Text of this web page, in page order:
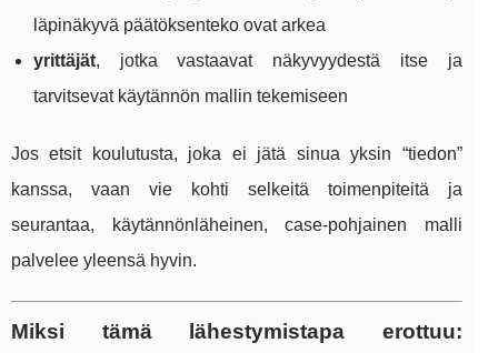
läpinäkyvä päätöksenteko ovat arkea
yrittäjät, jotka vastaavat näkyvyydestä itse ja
tarvitsevat käytännön mallin tekemiseen
Jos etsit koulutusta, joka ei jätä sinua yksin “tiedon”
kanssa, vaan vie kohti selkeitä toimenpiteitä ja
seurantaa, käytännönläheinen, case-pohjainen malli
palvelee yleensä hyvin.
Miksi tämä lähestymistapa erottuu: